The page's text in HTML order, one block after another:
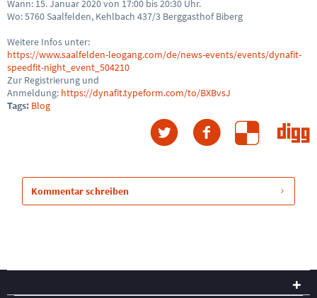
Wann: 15. Januar 2020 von 17:00 bis 20:30 Uhr.
Wo:5760 Saalfelden, Kehlbach 437/3 Berggasthof Biberg
Weitere Infos unter:
https://www.saalfelden-leogang.com/de/news-events/events/dynafit-
speedfit-night_event_504210
Zur Registrierung und
Anmeldung: https://dynafit.typeform.com/to/BXBvsJ
Tags: Blog
Kommentar schreiben